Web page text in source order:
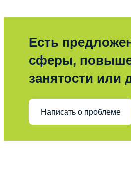
Есть
сферы,
занятости или
Написать о проблеме